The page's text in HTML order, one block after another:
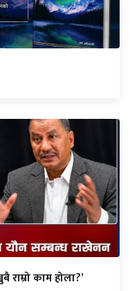
राम्रो काम होला?’